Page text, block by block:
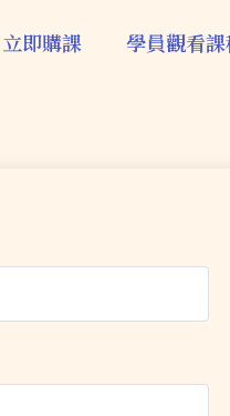
立即購課 學員觀看課